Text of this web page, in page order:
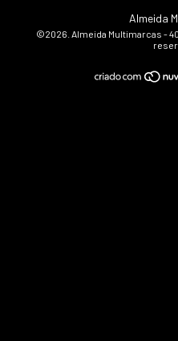
Almeida
©2026. Almeida Multimarcas -